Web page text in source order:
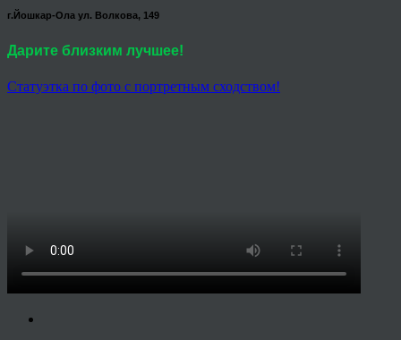
г.Йошкар-Ола ул. Волкова, 149
Дарите близким лучшее!
Статуэтка по фото с портретным сходством!